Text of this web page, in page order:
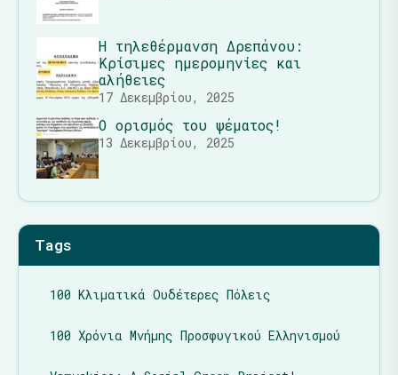
Η τηλεθέρμανση Δρεπάνου:
Κρίσιμες ημερομηνίες και
αλήθειες
17 Δεκεμβρίου, 2025
Ο ορισμός του ψέματος!
13 Δεκεμβρίου, 2025
Tags
100 Κλιματικά Ουδέτερες Πόλεις
100 Χρόνια Μνήμης Προσφυγικού Ελληνισμού